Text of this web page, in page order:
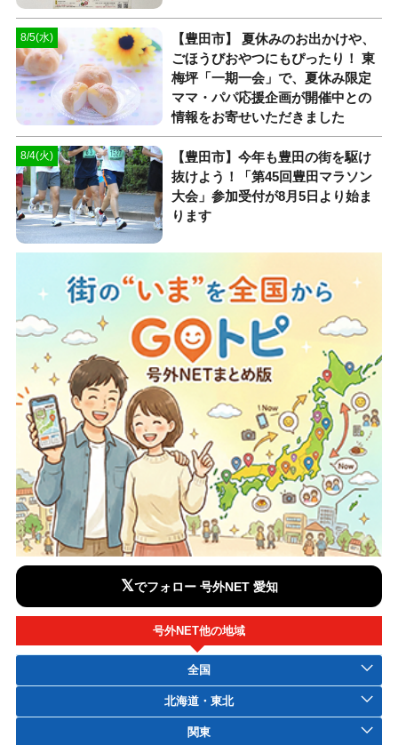
8/5(水)
【豊田市】 夏休みのお出かけや、
ごほうびおやつにもぴったり！ 東
梅坪「一期一会」で、夏休み限定
ママ・パパ応援企画が開催中との
情報をお寄せいただきました
8/4(火)
【豊田市】今年も豊田の街を駆け
抜けよう！「第45回豊田マラソン
大会」参加受付が8月5日より始ま
ります
𝕏でフォロー 号外NET 愛知
号外NET他の地域
全国
北海道・東北
関東